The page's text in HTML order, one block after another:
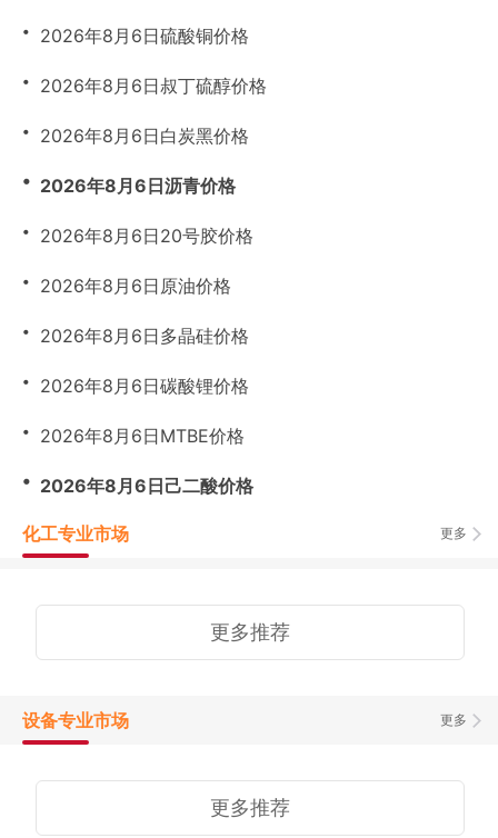
・ 2026年8月6日硫酸铜价格
・ 2026年8月6日叔丁硫醇价格
・ 2026年8月6日白炭黑价格
・ 2026年8月6日沥青价格
・ 2026年8月6日20号胶价格
・ 2026年8月6日原油价格
・ 2026年8月6日多晶硅价格
・ 2026年8月6日碳酸锂价格
・ 2026年8月6日MTBE价格
・ 2026年8月6日己二酸价格
更多
化工专业市场
更多推荐
更多
设备专业市场
更多推荐